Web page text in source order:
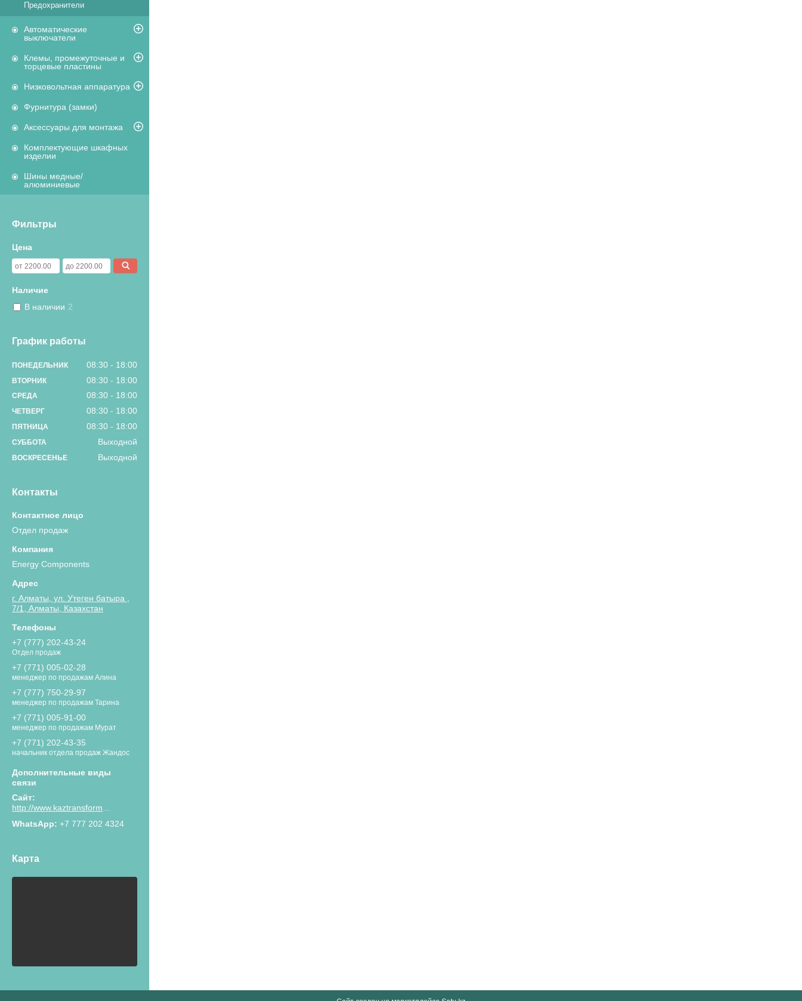
Предохранители
Автоматические
выключатели
Клемы, промежуточные и
торцевые пластины
Низковольтная аппаратура
Фурнитура (замки)
Аксессуары для монтажа
Комплектующие шкафных
изделии
Шины медные/
алюминиевые
Фильтры
Цена
Наличие
В наличии 2
График работы
ПОНЕДЕЛЬНИК 08:30 18:00
ВТОРНИК 08:30 18:00
СРЕДА 08:30 18:00
ЧЕТВЕРГ 08:30 18:00
ПЯТНИЦА 08:30 18:00
СУББОТА Выходной
ВОСКРЕСЕНЬЕ Выходной
Контакты
Отдел продаж
Energy Components
г. Алматы, ул. Утеген батыра ,
7/1, Алматы, Казахстан
+7 (777) 202-43-24
Отдел продаж
+7 (771) 005-02-28
менеджер по продажам Алина
+7 (777) 750-29-97
менеджер по продажам Тарина
+7 (771) 005-91-00
менеджер по продажам Мурат
+7 (771) 202-43-35
начальник отдела продаж Жандос
+7 777 202 4324
Карта